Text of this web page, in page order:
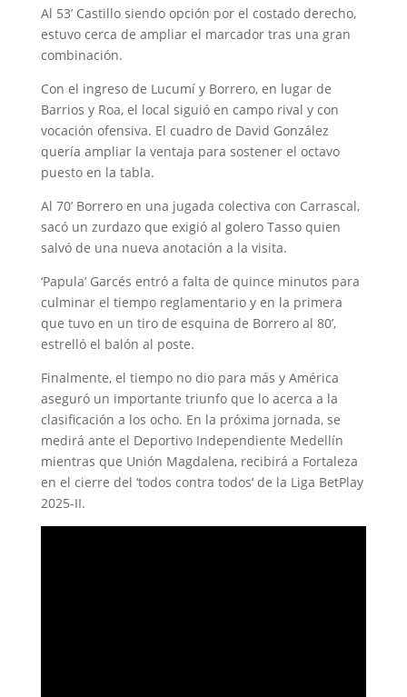
Al 53’ Castillo siendo opción por el costado derecho,
estuvo cerca de ampliar el marcador tras una gran
combinación.
Con el ingreso de Lucumí y Borrero, en lugar de
Barrios y Roa, el local siguió en campo rival y con
vocación ofensiva. El cuadro de David González
quería ampliar la ventaja para sostener el octavo
puesto en la tabla.
Al 70’ Borrero en una jugada colectiva con Carrascal,
sacó un zurdazo que exigió al golero Tasso quien
salvó de una nueva anotación a la visita.
‘Papula’ Garcés entró a falta de quince minutos para
culminar el tiempo reglamentario y en la primera
que tuvo en un tiro de esquina de Borrero al 80’,
estrelló el balón al poste.
Finalmente, el tiempo no dio para más y América
aseguró un importante triunfo que lo acerca a la
clasificación a los ocho. En la próxima jornada, se
medirá ante el Deportivo Independiente Medellín
mientras que Unión Magdalena, recibirá a Fortaleza
en el cierre del ‘todos contra todos’ de la Liga BetPlay
2025-II.